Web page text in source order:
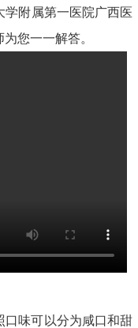
学附属第一医院广西医
您一一解答。
口味可以分为咸口和甜